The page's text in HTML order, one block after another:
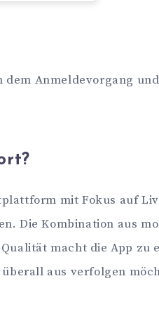
Anmeldevorgang und
mit Fokus auf
Die Kombination aus
macht die App zu
aus verfolgen